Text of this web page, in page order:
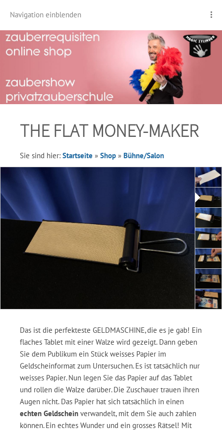
Navigation einblenden
THE FLAT MONEY-MAKER
Sie sind hier: Startseite » Shop » Bühne/Salon
Das ist die perfekteste GELDMASCHINE, die es je gab! Ein
flaches Tablet mit einer Walze wird gezeigt. Dann geben
Sie dem Publikum ein Stück weisses Papier im
Geldscheinformat zum Untersuchen. Es ist tatsächlich nur
weisses Papier. Nun legen Sie das Papier auf das Tablet
und rollen die Walze darüber. Die Zuschauer trauen ihren
Augen nicht. Das Papier hat sich tatsächlich in einen
echten Geldschein verwandelt, mit dem Sie auch zahlen
können. Ein echtes Wunder und ein grosses Rätsel! Mit